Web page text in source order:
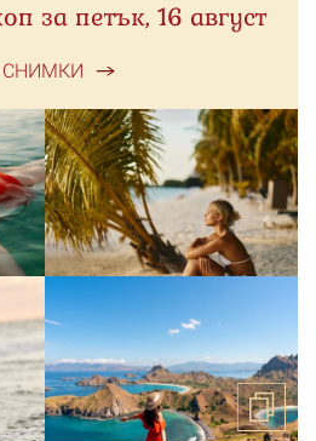
за петък, 16 август
СНИМКИ